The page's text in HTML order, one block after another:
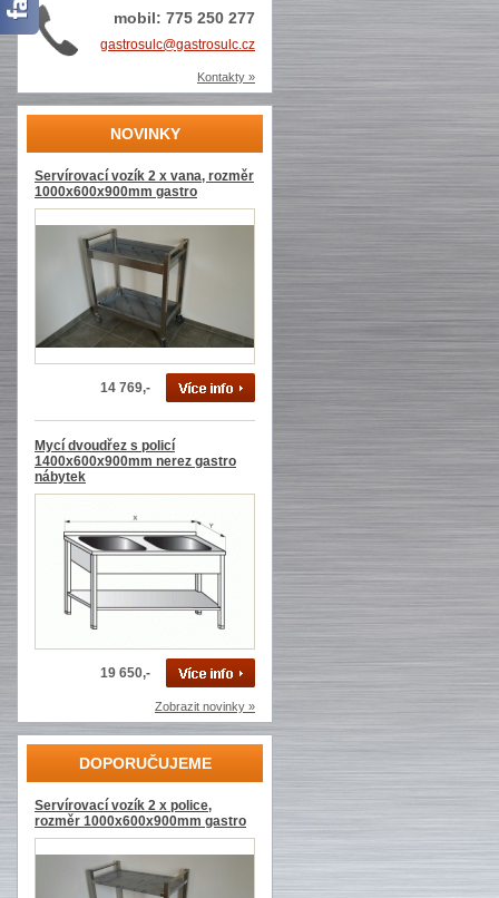
mobil: 775 250 277
gastrosulc@gastrosulc.cz
Kontakty »
NOVINKY
Servírovací vozík 2 x vana, rozměr
1000x600x900mm gastro
14 769,-
Mycí dvoudřez s policí
1400x600x900mm nerez gastro
nábytek
19 650,-
Zobrazit novinky »
DOPORUČUJEME
Servírovací vozík 2 x police,
rozměr 1000x600x900mm gastro